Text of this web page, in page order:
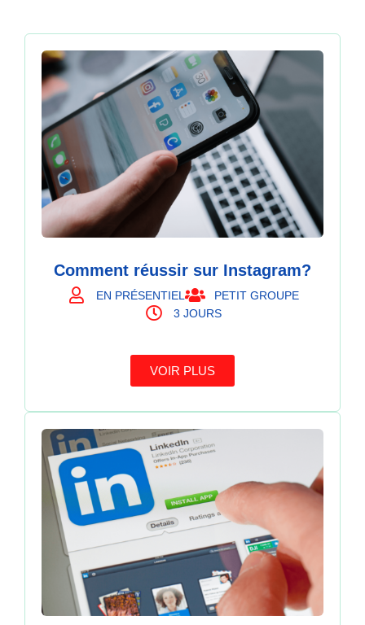
Comment réussir sur Instagram?
EN PRÉSENTIEL
PETIT GROUPE
3 JOURS
VOIR PLUS